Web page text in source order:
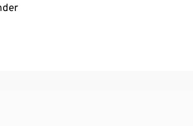
und 16 Seiten mit Stickern